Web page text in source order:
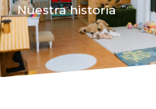
Nuestra historia